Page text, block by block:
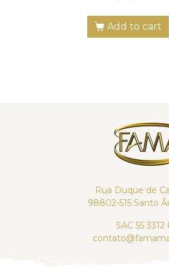
Add to cart
Rua Duque de
98802-515 Santo
SAC 55 3312